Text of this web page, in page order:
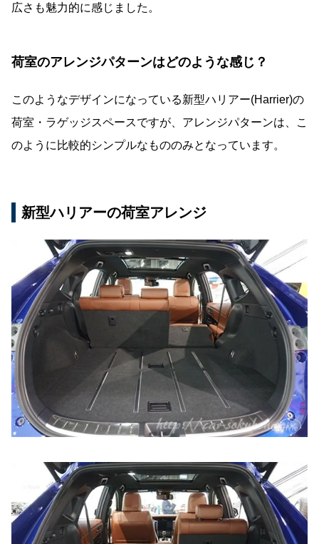
広さも魅力的に感じました。
荷室のアレンジパターンはどのような感じ？
このようなデザインになっている新型ハリアー(Harrier)の
荷室・ラゲッジスペースですが、アレンジパターンは、こ
のように比較的シンプルなもののみとなっています。
新型ハリアーの荷室アレンジ